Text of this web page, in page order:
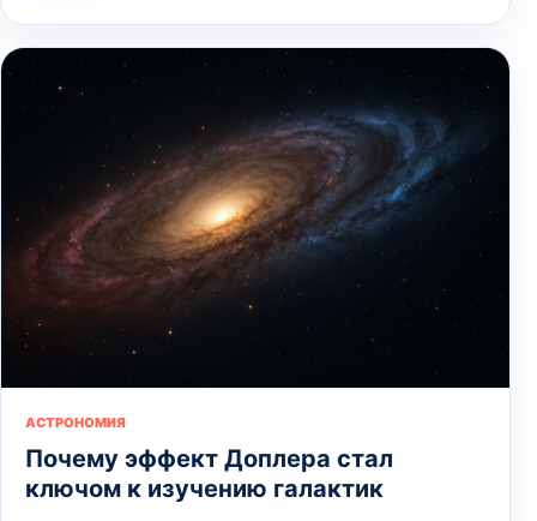
АСТРОНОМИЯ
Почему эффект Доплера стал
ключом к изучению галактик